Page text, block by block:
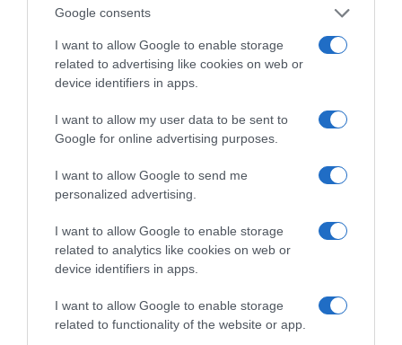
Google consents
I want to allow Google to enable storage
related to advertising like cookies on web or
device identifiers in apps.
I want to allow my user data to be sent to
Google for online advertising purposes.
I want to allow Google to send me
personalized advertising.
I want to allow Google to enable storage
related to analytics like cookies on web or
device identifiers in apps.
I want to allow Google to enable storage
related to functionality of the website or app.
είναι…και τα δύο!
Αυτά είναι τα 4 prints στα μαγιό που θα βλέπεις
σε κάθε παραλία φέτος!
Πεινάς και εσύ μετά το
ξενύχτι; 5 καντίνες
Πώς να ξεφλουδίζεις